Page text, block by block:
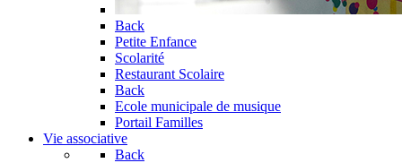
Back
Petite Enfance
Scolarité
Restaurant Scolaire
Back
Ecole municipale de musique
Portail Familles
Vie associative
Back